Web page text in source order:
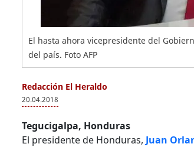
El hasta ahora vicepresidente del
del país. Foto AFP
Redacción El Heraldo
20.04.2018
Tegucigalpa, Honduras
El presidente de Honduras, Juan